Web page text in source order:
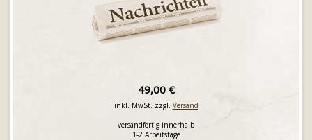
49,00 €
inkl. MwSt. zzgl. Versand
versandfertig innerhalb
1-2 Arbeitstage